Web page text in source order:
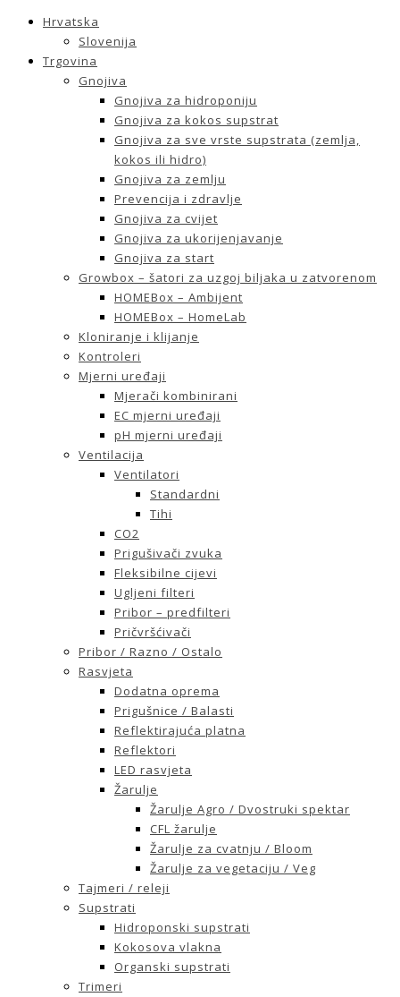
Hrvatska
Slovenija
Trgovina
Gnojiva
Gnojiva za hidroponiju
Gnojiva za kokos supstrat
Gnojiva za sve vrste supstrata (zemlja,
kokos ili hidro)
Gnojiva za zemlju
Prevencija i zdravlje
Gnojiva za cvijet
Gnojiva za ukorijenjavanje
Gnojiva za start
Growbox – šatori za uzgoj biljaka u zatvorenom
HOMEBox – Ambijent
HOMEBox – HomeLab
Kloniranje i klijanje
Kontroleri
Mjerni uređaji
Mjerači kombinirani
EC mjerni uređaji
pH mjerni uređaji
Ventilacija
Ventilatori
Standardni
Tihi
CO2
Prigušivači zvuka
Fleksibilne cijevi
Ugljeni filteri
Pribor – predfilteri
Pričvršćivači
Pribor / Razno / Ostalo
Rasvjeta
Dodatna oprema
Prigušnice / Balasti
Reflektirajuća platna
Reflektori
LED rasvjeta
Žarulje
Žarulje Agro / Dvostruki spektar
CFL žarulje
Žarulje za cvatnju / Bloom
Žarulje za vegetaciju / Veg
Tajmeri / releji
Supstrati
Hidroponski supstrati
Kokosova vlakna
Organski supstrati
Trimeri